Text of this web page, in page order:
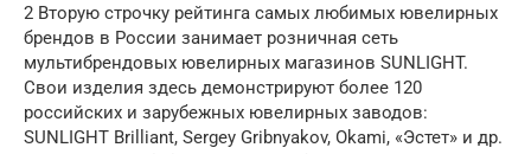
2 Вторую строчку рейтинга самых любимых ювелирных
брендов в России занимает розничная сеть
мультибрендовых ювелирных магазинов SUNLIGHT.
Свои изделия здесь демонстрируют более 120
российских и зарубежных ювелирных заводов:
SUNLIGHT Brilliant, Sergey Gribnyakov, Okami, «Эстет» и др.